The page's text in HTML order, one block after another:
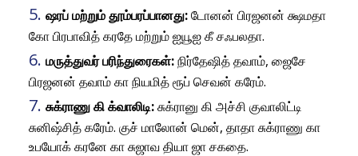
ஷரப் மற்றும் தூம்பரப்பானது:டோனன் பிரஜனன் க்ஷமதா
கோ பிரபாவித் கரதே மற்றும் ஐயூஐ கீ சஃபலதா.
மருத்துவர் பரிந்துரைகள்:நிர்தேஷித் தவாம், ஜைசே
பிரஜனன் தவாம் கா நியமித் ரூப் செவன் கரேம்.
சுக்ராணு கி க்வாலிடி:சுக்ரானு கி அச்சி குவாலிட்டி
சுனிஷ்சித் கரேம். குச் மாலோன் மென், தாதா சுக்ராணு கா
உபயோக் கரனே கா சுஜாவ தியா ஜா சகதை.